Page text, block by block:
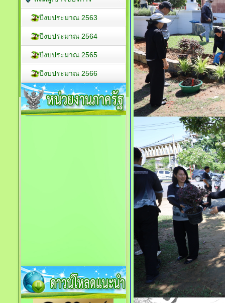
ปีงบประมาณ 2563
ปีงบประมาณ 2564
ปีงบประมาณ 2565
ปีงบประมาณ 2566